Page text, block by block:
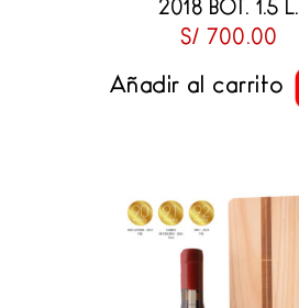
2018 BOT. 1.5 L.
S/
700.00
Añadir al carrito